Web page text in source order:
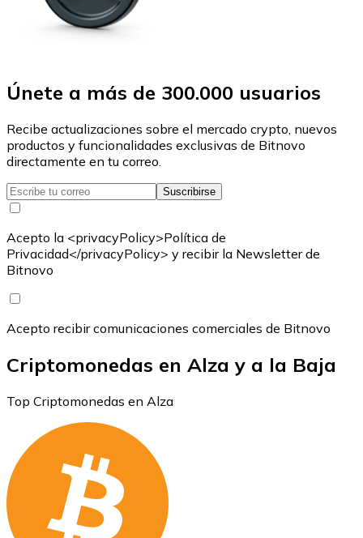
Únete a más de 300.000 usuarios
Recibe actualizaciones sobre el mercado crypto, nuevos
productos y funcionalidades exclusivas de Bitnovo
directamente en tu correo.
Suscribirse
Acepto la <privacyPolicy>Política de
Privacidad</privacyPolicy> y recibir la Newsletter de
Bitnovo
Acepto recibir comunicaciones comerciales de Bitnovo
Criptomonedas en Alza y a la Baja
Top Criptomonedas en Alza